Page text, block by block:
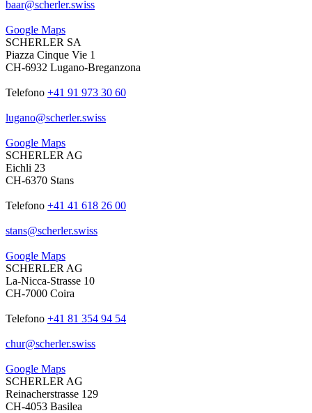
baar@scherler.swiss
Google Maps
SCHERLER SA
Piazza Cinque Vie 1
CH-6932 Lugano-Breganzona
Telefono +41 91 973 30 60
lugano@scherler.swiss
Google Maps
SCHERLER AG
Eichli 23
CH-6370 Stans
Telefono +41 41 618 26 00
stans@scherler.swiss
Google Maps
SCHERLER AG
La-Nicca-Strasse 10
CH-7000 Coira
Telefono +41 81 354 94 54
chur@scherler.swiss
Google Maps
SCHERLER AG
Reinacherstrasse 129
CH-4053 Basilea